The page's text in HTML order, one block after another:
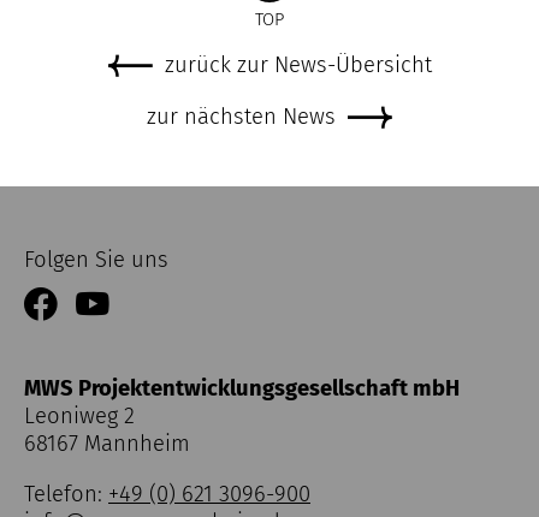
TOP
zurück zur News-Übersicht
zur nächsten News
MWS Projektentwicklungsgesellschaft mbH
Leoniweg 2
68167 Mannheim
Telefon: +49 (0) 621 3096-900
Folgen Sie uns